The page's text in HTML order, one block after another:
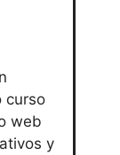
curso
web
y